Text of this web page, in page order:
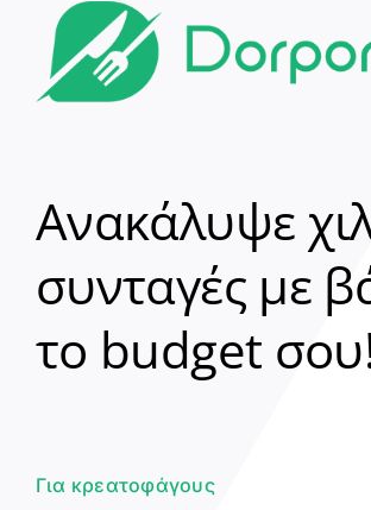
Ανακάλυψε
συνταγές με
το budget
Για κρεατοφάγους